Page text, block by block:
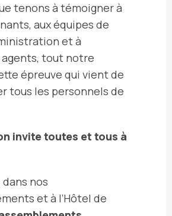
tenons à témoigner à
aux équipes de
et à
agents, tout notre
épreuve qui vient de
tous les personnels de
invite toutes et tous à
nos
et à l’Hôtel de